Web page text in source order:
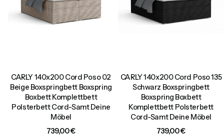
CARLY 140x200 Cord Poso 02
Beige Boxspringbett Boxspring
Boxbett Komplettbett
Polsterbett Cord-Samt Deine
Möbel
Preis
739,00 €
CARLY 140x200 Cord Poso 135
Schwarz Boxspringbett
Boxspring Boxbett
Komplettbett Polsterbett
Cord-Samt Deine Möbel
Preis
739,00 €